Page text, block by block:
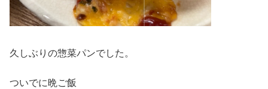
久しぶりの惣菜パンでした。
ついでに晩ご飯